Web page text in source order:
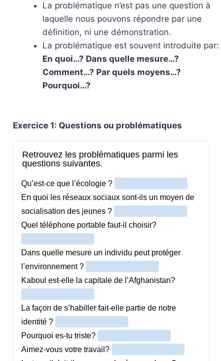
La problématique n’est pas une question à
laquelle nous pouvons répondre par une
définition, ni une démonstration.
La problématique est souvent introduite par:
En quoi…? Dans quelle mesure…?
Comment…? Par quels moyens…?
Pourquoi…?
Exercice 1: Questions ou problématiques